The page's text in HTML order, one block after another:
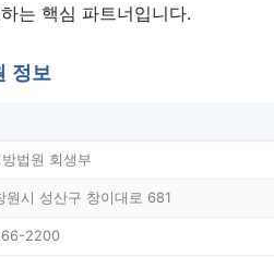
는 핵심 파트너입니다.
정보
법원 회생부
원시 성산구 창이대로 681
2200